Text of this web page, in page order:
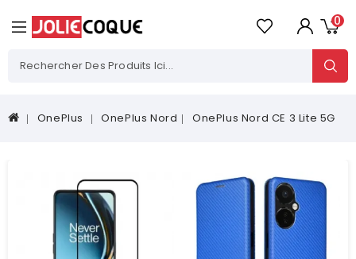
0
OnePlus OnePlus Nord OnePlus Nord CE 3 Lite 5G